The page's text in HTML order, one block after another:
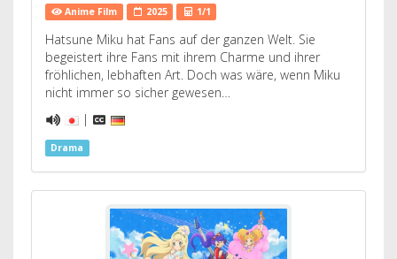
Anime Film 2025 1/1
Hatsune Miku hat Fans auf der ganzen Welt. Sie
begeistert ihre Fans mit ihrem Charme und ihrer
fröhlichen, lebhaften Art. Doch was wäre, wenn Miku
nicht immer so sicher gewesen…
|
Drama